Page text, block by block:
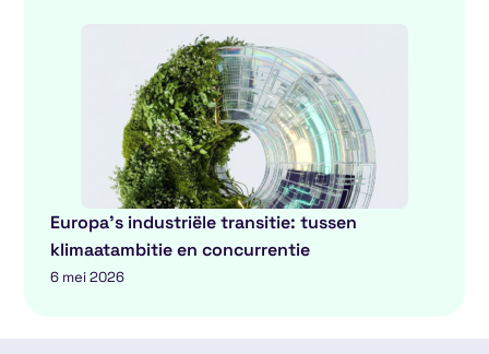
Europa’s industriële transitie: tussen
klimaatambitie en concurrentie
6 mei 2026